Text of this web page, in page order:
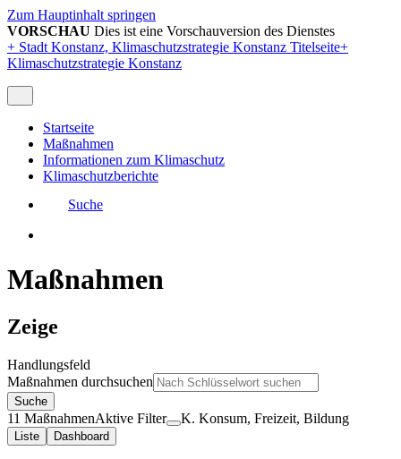
Zum Hauptinhalt springen
VORSCHAU Dies ist eine Vorschauversion des Dienstes
+ Stadt Konstanz, Klimaschutzstrategie Konstanz Titelseite+
Klimaschutzstrategie Konstanz
Startseite
Maßnahmen
Informationen zum Klimaschutz
Klimaschutzberichte
Suche
Maßnahmen
Zeige
Handlungsfeld
Maßnahmen durchsuchen
Suche
11 MaßnahmenAktive Filter K. Konsum, Freizeit, Bildung
Liste Dashboard